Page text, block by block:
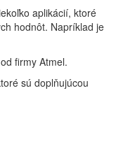
aplikácií, ktoré
hodnôt. Napríklad je
firmy Atmel.
sú doplňujúcou